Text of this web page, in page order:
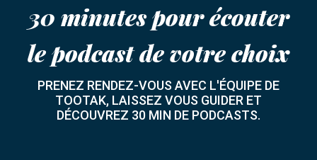
30 minutes pour écouter
le podcast de votre choix
PRENEZ RENDEZ-VOUS AVEC L'ÉQUIPE DE
TOOTAK, LAISSEZ VOUS GUIDER ET
DÉCOUVREZ 30 MIN DE PODCASTS.